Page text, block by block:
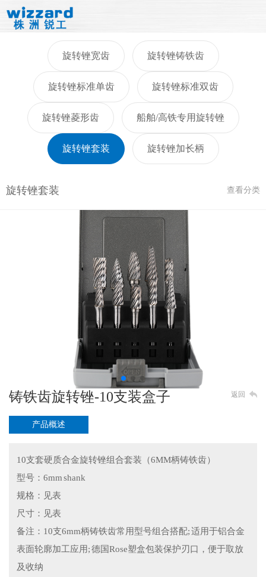
旋转锉宽齿 旋转锉铸铁齿
旋转锉标准单齿 旋转锉标准双齿
旋转锉菱形齿 船舶/高铁专用旋转锉
旋转锉套装 旋转锉加长柄
旋转锉套装 查看分类
铸铁齿旋转锉-10支装盒子 返回
产品概述
10支套硬质合金旋转锉组合套装（6MM柄铸铁齿）
型号：6mm shank
规格：见表
尺寸：见表
备注：10支6mm柄铸铁齿常用型号组合搭配; 适用于铝合金
表面轮廓加工应用; 德国Rose塑盒包装保护刃口，便于取放
及收纳